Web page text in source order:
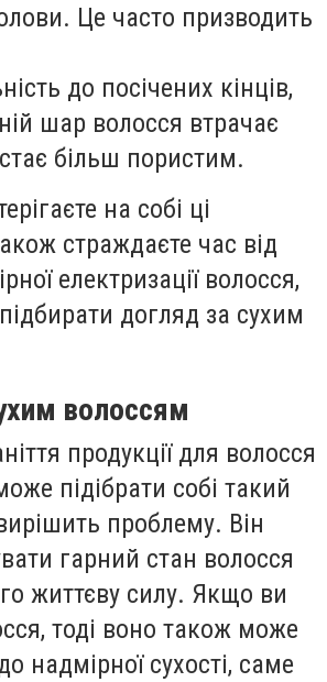
Це часто призводить
до посічених кінців,
шар волосся втрачає
більш пористим.
на собі ці
страждаєте час від
електризації волосся,
догляд за сухим
волоссям
продукції для волосся
підібрати собі такий
проблему. Він
гарний стан волосся
життєву силу. Якщо ви
тоді воно також може
надмірної сухості, саме